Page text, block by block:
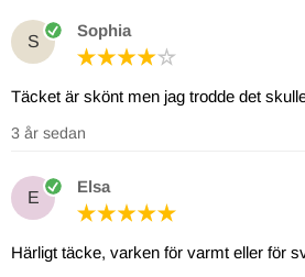
S
Sophia
Täcket är skönt men jag trodde det
3 år sedan
E
Elsa
Härligt täcke, varken för varmt eller för